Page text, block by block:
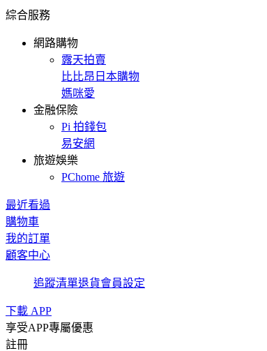
綜合服務
網路購物
露天拍賣
比比昂日本購物
媽咪愛
金融保險
Pi 拍錢包
易安網
旅遊娛樂
PChome 旅遊
最近看過
購物車
我的訂單
顧客中心
追蹤清單退貨會員設定
下載 APP
享受APP專屬優惠
註冊